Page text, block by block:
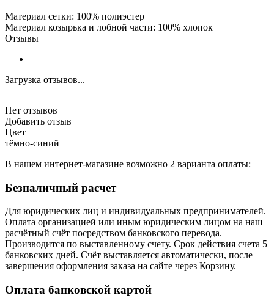
Материал сетки: 100% полиэстер
Материал козырька и лобной части: 100% хлопок
Отзывы
Загрузка отзывов...
Нет отзывов
Добавить отзыв
Цвет
тёмно-синий
В нашем интернет-магазине возможно 2 варианта оплаты:
Безналичный расчет
Для юридических лиц и индивидуальных предпринимателей.
Оплата организацией или иным юридическим лицом на наш
расчётный счёт посредством банковского перевода.
Производится по выставленному счету. Срок действия счета 5
банковских дней. Счёт выставляется автоматически, после
завершения оформления заказа на сайте через Корзину.
Оплата банковской картой